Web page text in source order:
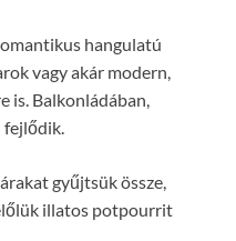
hangulatú
vagy akár modern,
is. Balkonládában,
fejlődik.
gyűjtsük össze,
illatos potpourrit